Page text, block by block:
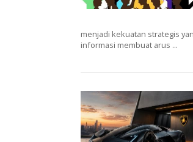
menjadi kekuatan strategis
informasi membuat arus ...